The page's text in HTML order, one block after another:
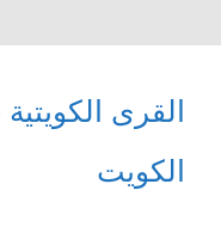
القرى
الكويت